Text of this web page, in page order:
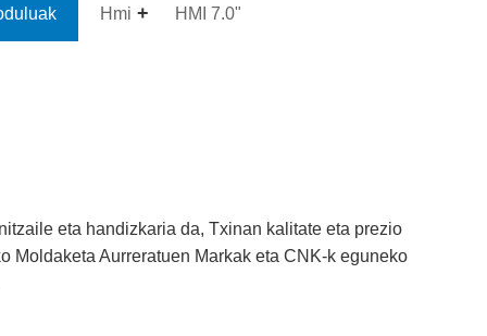
Hmi HMI 7.0"
eta handizkaria da, Txinan kalitate eta prezio
Moldaketa Aurreratuen Markak eta CNK-k eguneko